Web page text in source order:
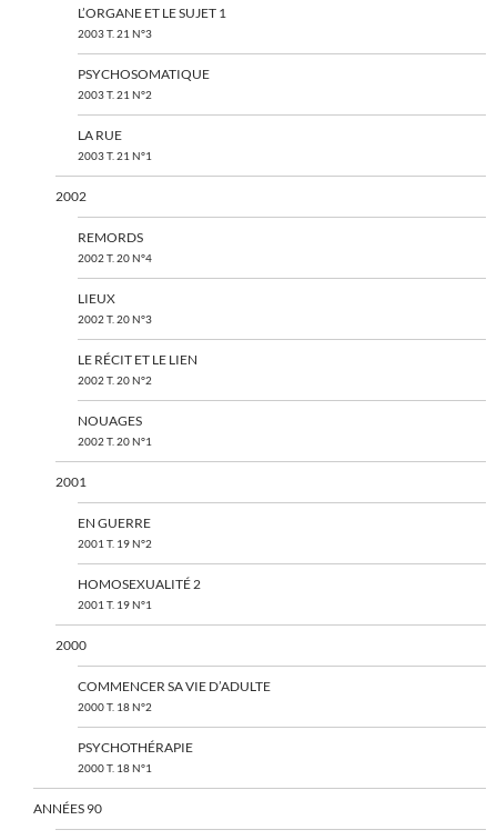
L’ORGANE ET LE SUJET 1
2003 T. 21 N°3
PSYCHOSOMATIQUE
2003 T. 21 N°2
LA RUE
2003 T. 21 N°1
2002
REMORDS
2002 T. 20 N°4
LIEUX
2002 T. 20 N°3
LE RÉCIT ET LE LIEN
2002 T. 20 N°2
NOUAGES
2002 T. 20 N°1
2001
EN GUERRE
2001 T. 19 N°2
HOMOSEXUALITÉ 2
2001 T. 19 N°1
2000
COMMENCER SA VIE D’ADULTE
2000 T. 18 N°2
PSYCHOTHÉRAPIE
2000 T. 18 N°1
ANNÉES 90